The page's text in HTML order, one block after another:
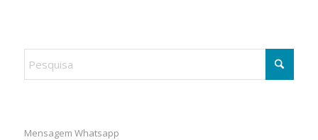
Mensagem Whatsapp